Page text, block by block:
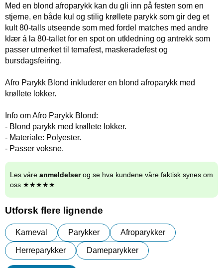
Med en blond afroparykk kan du gli inn på festen som en
stjerne, en både kul og stilig krøllete parykk som gir deg et
kult 80-talls utseende som med fordel matches med andre
klær á la 80-tallet for en spot on utkledning og antrekk som
passer utmerket til temafest, maskeradefest og
bursdagsfeiring.
Afro Parykk Blond inkluderer en blond afroparykk med
krøllete lokker.
Info om Afro Parykk Blond:
- Blond parykk med krøllete lokker.
- Materiale: Polyester.
- Passer voksne.
Les våre anmeldelserog se hva kundene våre faktisk synes om
oss ★★★★★
Utforsk flere lignende
Karneval Parykker Afroparykker
Herreparykker Dameparykker